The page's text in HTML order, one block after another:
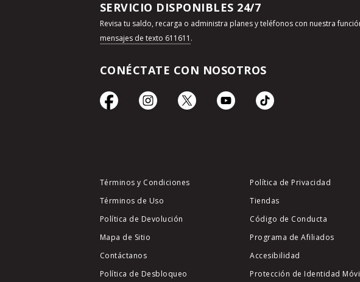
SERVICIO DISPONIBLES 24/7
Revisa tu saldo, recarga o administra planes y teléfonos con nuestra
mensajes de texto 611611 .
CONÉCTATE CON NOSOTROS
Términos y Condiciones
Términos de Uso
Política de Devolución
Mapa de Sitio
Contáctanos
Política de Desbloqueo
Política de Privacidad
Tiendas
Código de Conducta
Programa de Afiliados
Accesibilidad
Protección de Identidad